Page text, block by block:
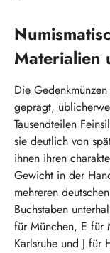
Materialien
Die
geprägt,
Tausendteilen
sie deutlich von
ihnen ihren
Gewicht in der
mehreren
Buchstaben
für München, E für
Karlsruhe und J für